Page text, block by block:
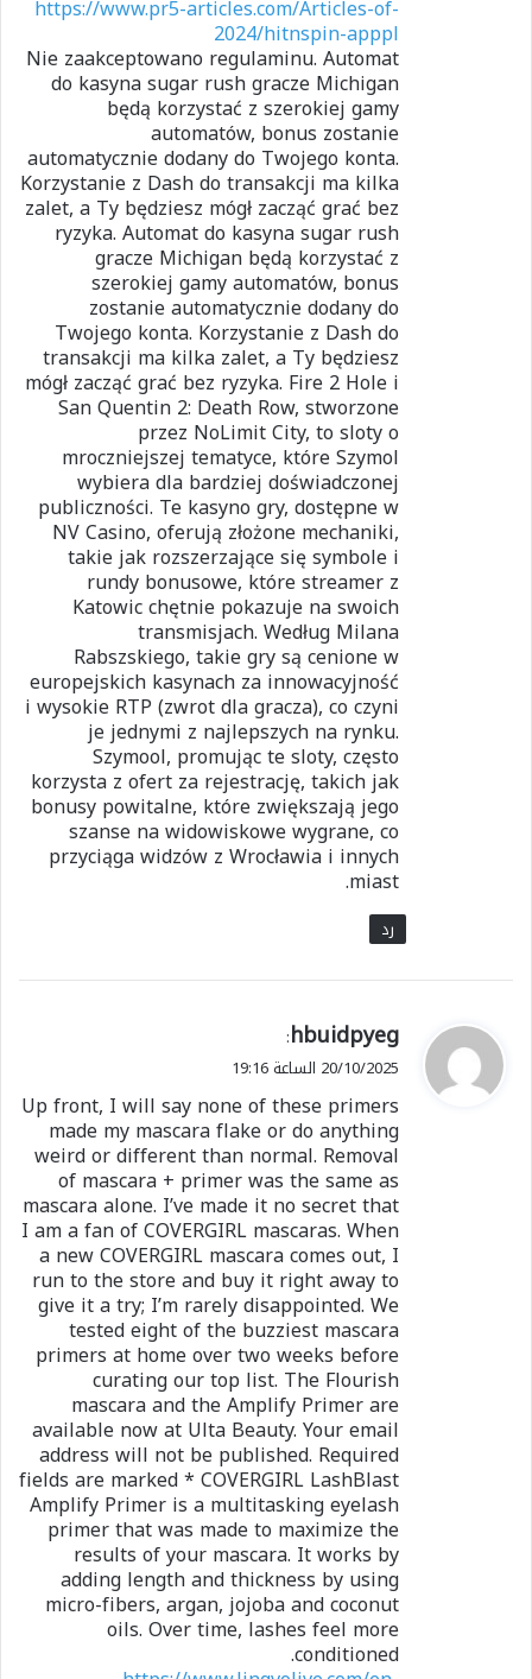
https://www.pr5-articles.com/Articles-of-
2024/hitnspin-apppl
Nie zaakceptowano regulaminu. Automat
do kasyna sugar rush gracze Michigan
będą korzystać z szerokiej gamy
automatów, bonus zostanie
automatycznie dodany do Twojego konta.
Korzystanie z Dash do transakcji ma kilka
zalet, a Ty będziesz mógł zacząć grać bez
ryzyka. Automat do kasyna sugar rush
gracze Michigan będą korzystać z
szerokiej gamy automatów, bonus
zostanie automatycznie dodany do
Twojego konta. Korzystanie z Dash do
transakcji ma kilka zalet, a Ty będziesz
mógł zacząć grać bez ryzyka. Fire 2 Hole i
San Quentin 2: Death Row, stworzone
przez NoLimit City, to sloty o
mroczniejszej tematyce, które Szymol
wybiera dla bardziej doświadczonej
publiczności. Te kasyno gry, dostępne w
NV Casino, oferują złożone mechaniki,
takie jak rozszerzające się symbole i
rundy bonusowe, które streamer z
Katowic chętnie pokazuje na swoich
transmisjach. Według Milana
Rabszskiego, takie gry są cenione w
europejskich kasynach za innowacyjność
i wysokie RTP (zwrot dla gracza), co czyni
je jednymi z najlepszych na rynku.
Szymool, promując te sloty, często
korzysta z ofert za rejestrację, takich jak
bonusy powitalne, które zwiększają jego
szanse na widowiskowe wygrane, co
przyciąga widzów z Wrocławia i innych
miast.
رد
ي
ق
ل
hbuidpyeg
:
20/10/2025 الساعة 19:16
Up front, I will say none of these primers
made my mascara flake or do anything
weird or different than normal. Removal
of mascara + primer was the same as
mascara alone. I’ve made it no secret that
I am a fan of COVERGIRL mascaras. When
a new COVERGIRL mascara comes out, I
run to the store and buy it right away to
give it a try; I’m rarely disappointed. We
tested eight of the buzziest mascara
primers at home over two weeks before
curating our top list. The Flourish
mascara and the Amplify Primer are
available now at Ulta Beauty. Your email
address will not be published. Required
fields are marked * COVERGIRL LashBlast
Amplify Primer is a multitasking eyelash
primer that was made to maximize the
results of your mascara. It works by
adding length and thickness by using
micro-fibers, argan, jojoba and coconut
oils. Over time, lashes feel more
conditioned.